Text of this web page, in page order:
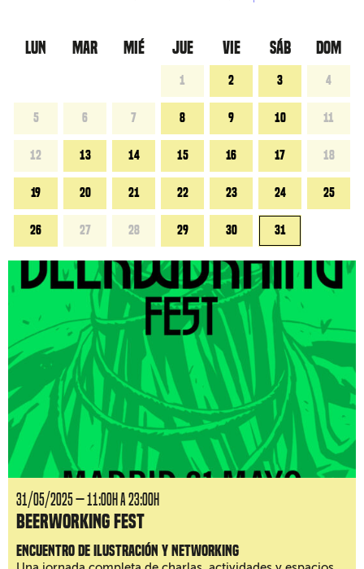
LUN MAR MIÉ JUE VIE SÁB DOM
1 2 3 4
5 6 7 8 9 10 11
12 13 14 15 16 17 18
19 20 21 22 23 24 25
26 27 28 29 30 31
31/05/2025 — 11:00H a 23:00H
Beerworking Fest
Encuentro de ilustración y networking